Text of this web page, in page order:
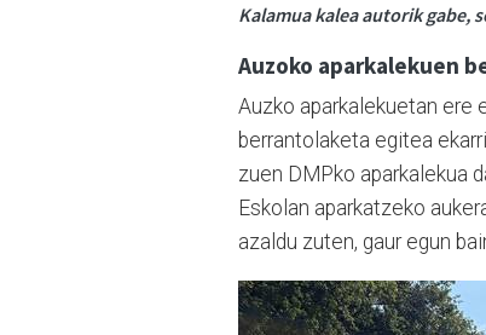
Kalamua kalea autorik gabe,
Auzoko aparkalekuen
Auzko aparkalekuetan ere
berrantolaketa egitea
zuen DMPko aparkalekua
Eskolan aparkatzeko
azaldu zuten, gaur egun